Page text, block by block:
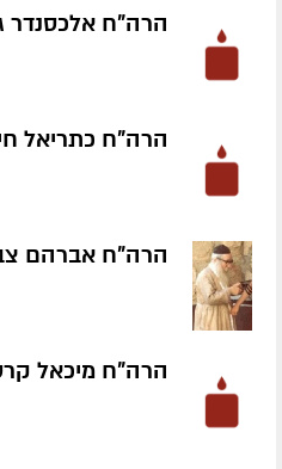
הרה"ח אלכסנדר
הרה"ח כתריאל
הרה"ח אברהם
הרה"ח מיכאל